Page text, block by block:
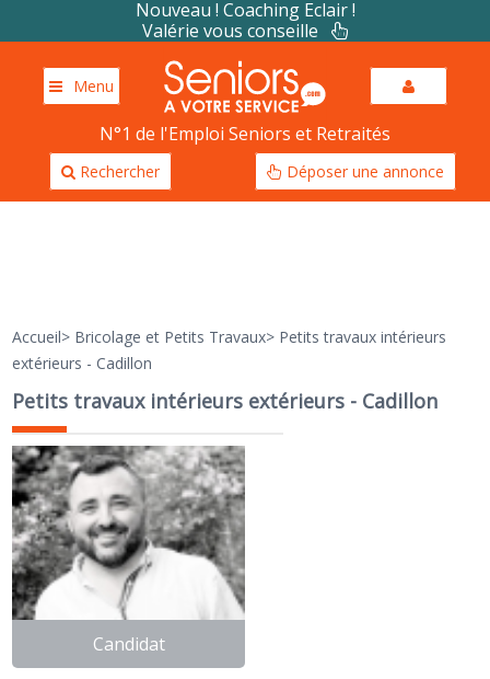
Nouveau ! Coaching Eclair !
Valérie vous conseille
Menu
N°1 de l'Emploi Seniors et Retraités
Rechercher Déposer une annonce
Accueil> Bricolage et Petits Travaux> Petits travaux intérieurs
extérieurs - Cadillon
Petits travaux intérieurs extérieurs - Cadillon
Candidat